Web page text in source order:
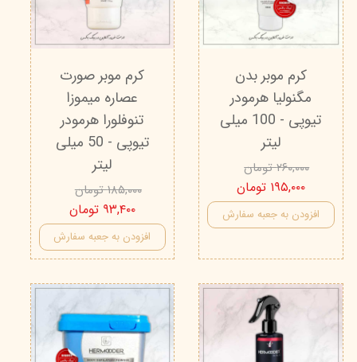
کرم موبر بدن
مگنولیا هرمودر
تیوپی - 100 میلی
لیتر
۲۶۰,۰۰۰ تومان
۱۹۵,۰۰۰ تومان
افزودن به جعبه سفارش
کرم موبر صورت
عصاره میموزا
تنوفلورا هرمودر
تیوپی - 50 میلی
لیتر
۱۸۵,۰۰۰ تومان
۹۳,۴۰۰ تومان
افزودن به جعبه سفارش